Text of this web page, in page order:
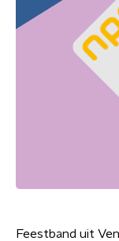
Feestband uit